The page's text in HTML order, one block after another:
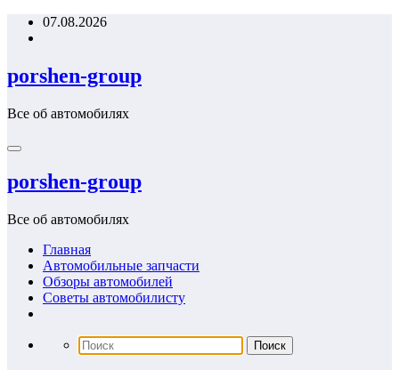
Перейти07.08.2026
porshen-group
Все об автомобилях
porshen-group
Все об автомобилях
Главная
Автомобильные запчасти
Обзоры автомобилей
Советы автомобилисту